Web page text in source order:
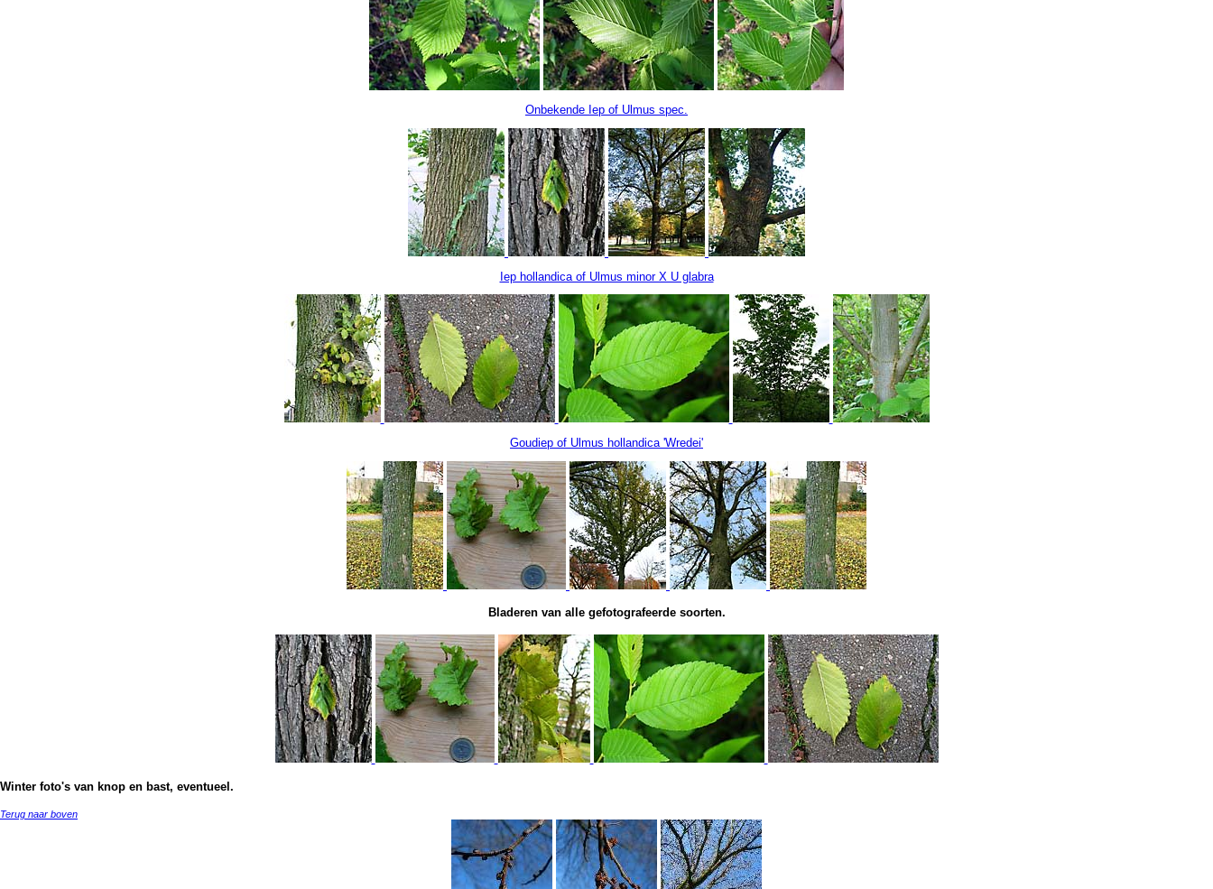
Onbekende Iep of Ulmus spec.
Iep hollandica of Ulmus minor X U glabra
Goudiep of Ulmus hollandica 'Wredei'
Bladeren van alle gefotografeerde soorten.
Winter foto's van knop en bast, eventueel.
Terug naar boven